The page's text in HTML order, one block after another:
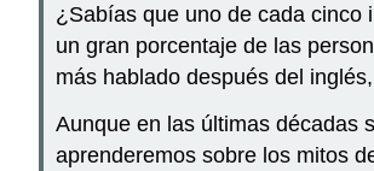
¿Sabías que uno de cada cinco
un gran porcentaje de las
más hablado después del
Aunque en las últimas décadas
aprenderemos sobre los mitos